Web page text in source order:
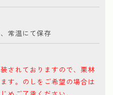
常温にて保存
されておりますので、栗林
す。のしをご希望の場合は